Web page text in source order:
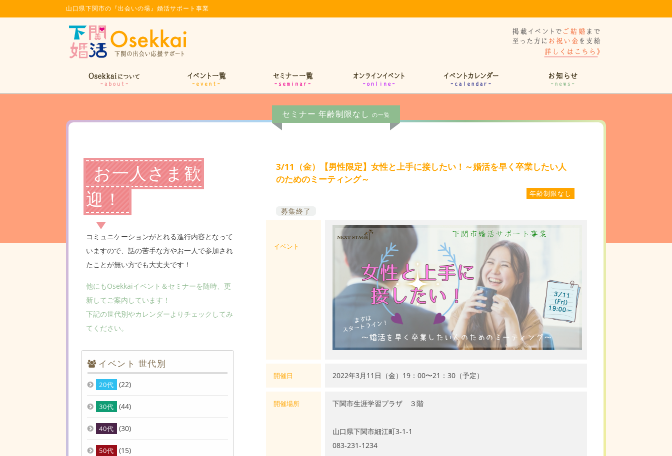
山口県下関市の『出会いの場』婚活サポート事業
セミナー 年齢制限なし の一覧
3/11（金）【男性限定】女性と上手に接したい！～婚活を早く卒業したい人
のためのミーティング～
年齢制限なし
募集終了
イベント
開催日 2022年3月11日（金）19：00〜21：30（予定）
開催場所 下関市生涯学習プラザ ３階
山口県下関市細江町3-1-1
083-231-1234
お一人さま歓
迎！
コミュニケーションがとれる進行内容となって
いますので、話の苦手な方やお一人で参加され
たことが無い方でも大丈夫です！
他にもOsekkaiイベント＆セミナーを随時、更
新してご案内しています！
下記の世代別やカレンダーよりチェックしてみ
てください。
イベント 世代別
20代 (22)
30代 (44)
40代 (30)
50代 (15)